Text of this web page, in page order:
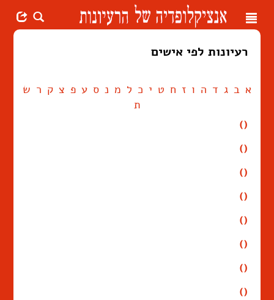
Toggle
רעיונות לפי אישים
א ב ג ד ה ו ז ח ט י כ ל מ נ ס ע פ צ ק ר ש
ת
()
()
()
()
()
()
()
()